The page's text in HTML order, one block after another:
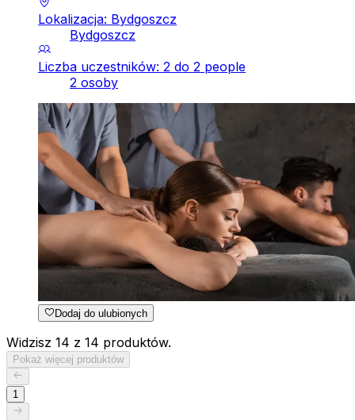
Lokalizacja: Bydgoszcz
Bydgoszcz
Liczba uczestników: 2 do 2 people
2 osoby
Dodaj do ulubionych
Widzisz 14 z 14 produktów.
Pokaż więcej produktów
1